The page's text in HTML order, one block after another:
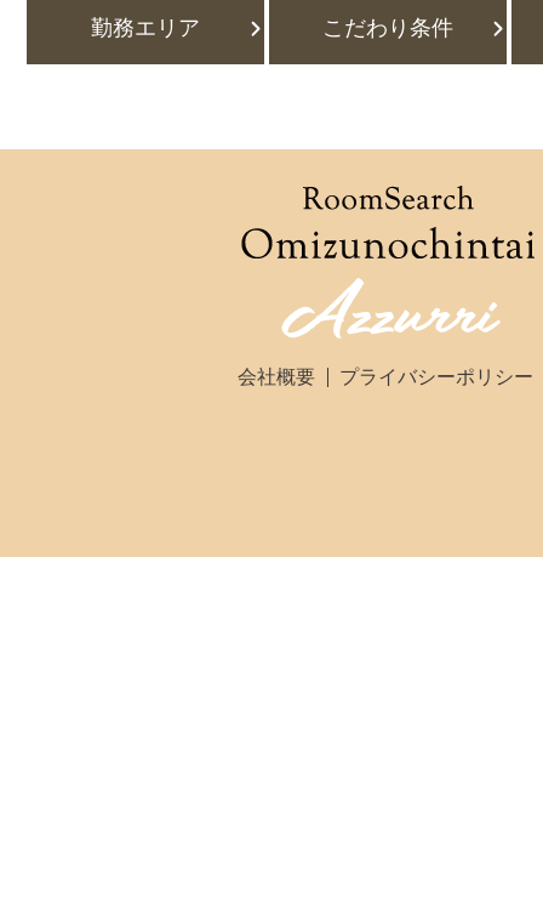
勤務エリア こだわり条件
会社概要 プライバシーポリシー